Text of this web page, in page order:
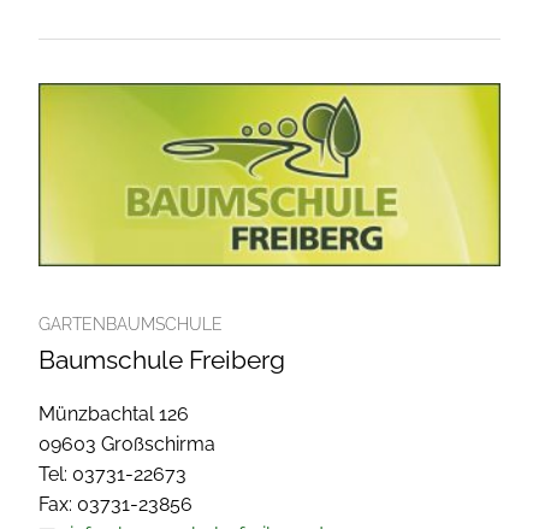
GARTENBAUMSCHULE
Baumschule Freiberg
Münzbachtal 126
09603 Großschirma
Tel: 03731-22673
Fax: 03731-23856